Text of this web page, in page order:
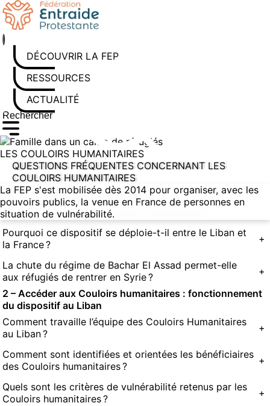
Aller
au
contenu
DÉCOUVRIR LA FEP
RESSOURCES
ACTUALITÉS
Rechercher sur le site
Saisissez au moins 3 caractères pour lancer la recherche
LES COULOIRS HUMANITAIRES
QUESTIONS FRÉQUENTES CONCERNANT LES
COULOIRS HUMANITAIRES
La FEP s'est mobilisée dès 2014 pour organiser, avec les
pouvoirs publics, la venue en France de personnes en
situation de vulnérabilité.
1 – Contexte et historique du projet
Pourquoi un projet de Couloirs humanitaires ?
Pourquoi ce dispositif se déploie-t-il entre le Liban et
la France ?
+
La chute du régime de Bachar El Assad permet-elle
aux réfugiés de rentrer en Syrie ?
+
2 – Accéder aux Couloirs humanitaires : fonctionnement
du dispositif au Liban
Comment travaille l’équipe des Couloirs Humanitaires
au Liban ?
+
Comment sont identifiées et orientées les bénéficiaires
des Couloirs humanitaires ?
+
Quels sont les critères de vulnérabilité retenus par les
Couloirs humanitaires ?
+